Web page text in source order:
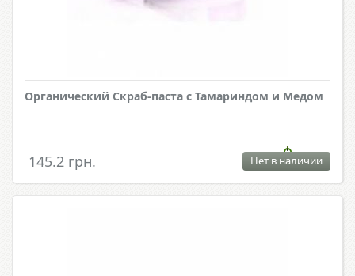
Органический Скраб-паста с Тамариндом и Медом
145.2 грн. Нет в наличии